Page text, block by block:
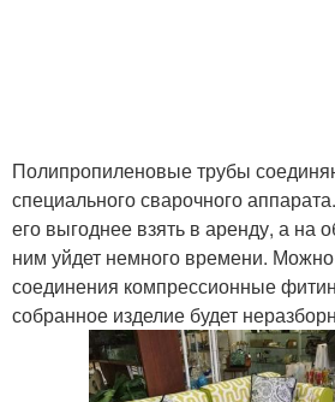
Полипропиленовые трубы
специального сварочного
его выгоднее взять в аренду, а на
ним уйдет немного времени. Можно
соединения компрессионные
собранное изделие будет